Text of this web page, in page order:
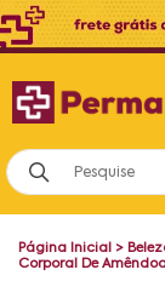
Página Inicial >
Corporal De